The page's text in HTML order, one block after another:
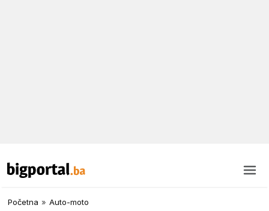
Početna » Auto-moto